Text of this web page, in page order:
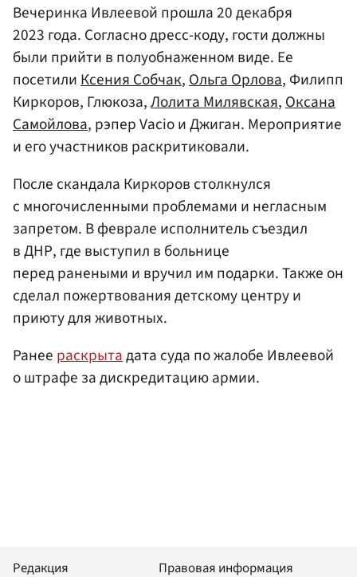
Вечеринка Ивлеевой прошла 20 декабря
2023 года. Согласно дресс-коду, гости должны
были прийти в полуобнаженном виде. Ее
посетилиКсения Собчак,Ольга Орлова, Филипп
Киркоров, Глюкоза,Лолита Милявская,Оксана
Самойлова, рэпер Vacio и Джиган. Мероприятие
и его участников раскритиковали.
После скандала Киркоров столкнулся
с многочисленными проблемами и негласным
запретом. В феврале исполнитель съездил
в ДНР, где выступил в больнице
перед ранеными и вручил им подарки. Также он
сделал пожертвования детскому центру и
приюту для животных.
Ранее раскрытадата суда по жалобе Ивлеевой
о штрафе за дискредитацию армии.
Редакция
Правовая информация